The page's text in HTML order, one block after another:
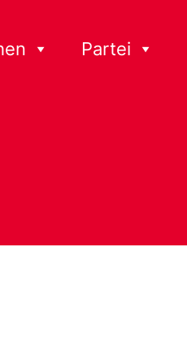
Partei